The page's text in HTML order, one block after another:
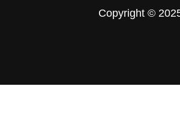
Copyright ©